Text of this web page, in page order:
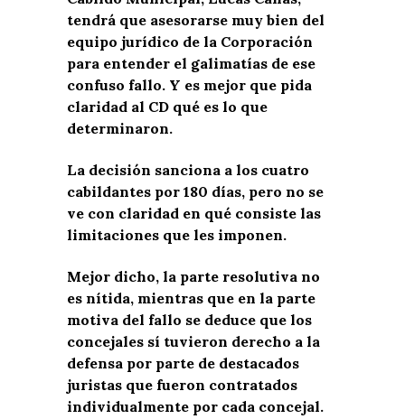
tendrá que asesorarse muy bien del
equipo jurídico de la Corporación
para entender el galimatías de ese
confuso fallo. Y es mejor que pida
claridad al CD qué es lo que
determinaron.
La decisión sanciona a los cuatro
cabildantes por 180 días, pero no se
ve con claridad en qué consiste las
limitaciones que les imponen.
Mejor dicho, la parte resolutiva no
es nítida, mientras que en la parte
motiva del fallo se deduce que los
concejales sí tuvieron derecho a la
defensa por parte de destacados
juristas que fueron contratados
individualmente por cada concejal.